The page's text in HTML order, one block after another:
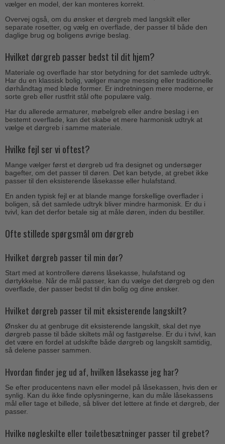
vælger en model, der kan monteres korrekt.
Overvej også, om du ønsker et dørgreb med langskilt eller
separate rosetter, og vælg en overflade, der passer til både den
daglige brug og boligens øvrige beslag.
Hvilket dørgreb passer bedst til dit hjem?
Materiale og overflade har stor betydning for det samlede udtryk.
Har du en klassisk bolig, vælger mange messing eller traditionelle
dørhåndtag med bløde former. Er indretningen mere moderne, er
sorte greb eller rustfrit stål ofte populære valg.
Har du allerede armaturer, møbelgreb eller andre beslag i en
bestemt overflade, kan det skabe et mere harmonisk udtryk at
vælge et dørgreb i samme materiale.
Hvilke fejl ser vi oftest?
Mange vælger først et dørgreb ud fra designet og undersøger
bagefter, om det passer til døren. Det kan betyde, at grebet ikke
passer til den eksisterende låsekasse eller hulafstand.
En anden typisk fejl er at blande mange forskellige overflader i
boligen, så det samlede udtryk bliver mindre harmonisk. Er du i
tvivl, kan det derfor betale sig at måle døren, inden du bestiller.
Ofte stillede spørgsmål om dørgreb
Hvilket dørgreb passer til min dør?
Start med at kontrollere dørens låsekasse, hulafstand og
dørtykkelse. Når de mål passer, kan du vælge det dørgreb og den
overflade, der passer bedst til din bolig og dine ønsker.
Hvilket dørgreb passer til mit eksisterende langskilt?
Ønsker du at genbruge dit eksisterende langskilt, skal det nye
dørgreb passe til både skiltets mål og fastgørelse. Er du i tvivl, kan
det være en fordel at udskifte både dørgreb og langskilt samtidig,
så delene passer sammen.
Hvordan finder jeg ud af, hvilken låsekasse jeg har?
Se efter producentens navn eller model på låsekassen, hvis den er
synlig. Kan du ikke finde oplysningerne, kan du måle låsekassens
mål eller tage et billede, så bliver det lettere at finde et dørgreb, der
passer.
Hvilke nøgleskilte eller toiletbesætninger passer til grebet?